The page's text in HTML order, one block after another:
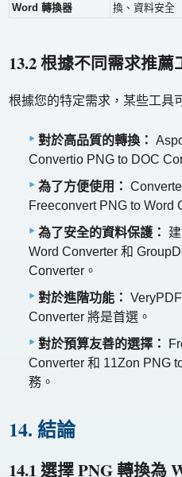
Word 轉換器
換、資料安全
13.2 根據不同需求推薦
根據您的特定需求，某些工具
對於高品質的轉換：
Convertio PNG to DOC
為了方便使用：
Freeconvert PNG to Word
為了安全的資料保護：
Word Converter 和
Converter。
對於進階功能：
Converter 將是首選。
對於預算友善的選擇：
Converter 和 11Zon PNG
務。
14. 結論
14.1 選擇 PNG 轉換為